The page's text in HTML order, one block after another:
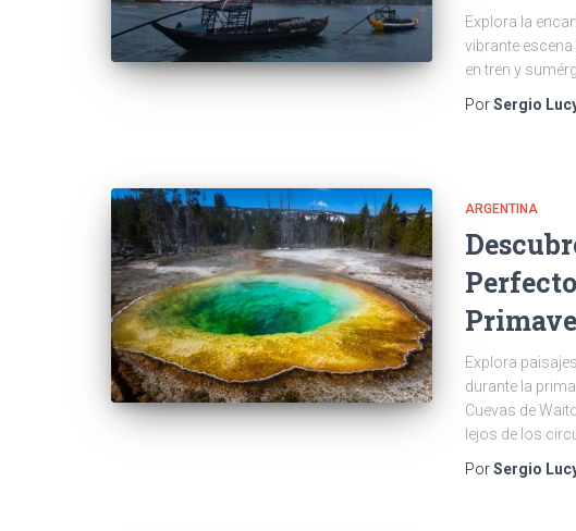
Explora la
vibrante
en tren y
PorSergio
ARGENTINA
Explora
durante la
Cuevas de
lejos de los
PorSergio